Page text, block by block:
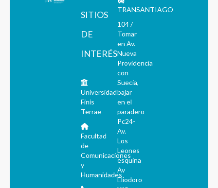
SITIOS
DE
INTERÉS
Universidad
Finis
Terrae
Facultad
de
Comunicaciones
y
Humanidades
TRANSANTIAGO
104 /
Tomar
en Av.
Nueva
Providencia
con
Suecia,
bajar
en el
paradero
Pc24-
Av.
Los
Leones
esquina
Av
Eliodoro